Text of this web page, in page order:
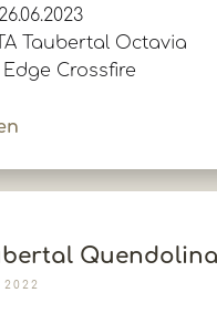
Taubertal Octavia
Crossfire
Quendolina